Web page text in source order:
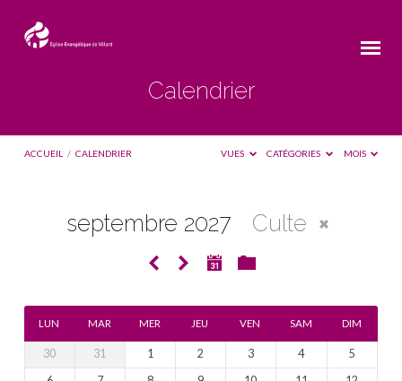
Calendrier
ACCUEIL / CALENDRIER VUES CATÉGORIES MOIS
Calendrier
septembre 2027 Culte
LUN MAR MER JEU VEN SAM DIM
30 31 1 2 3 4
5